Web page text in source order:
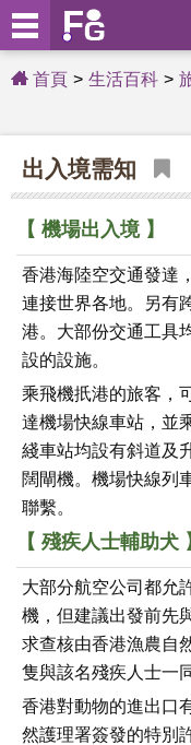
首頁 生活百科
出入境需知
【 機場出入境 】
香港海陸空交通發達
連接世界各地。另有
港。大部份交通工具
設的設施。
乘飛機扺港的旅客，
達機場快線車站，並
綫車站均設有斜道及
闊閘機。機場快線列
聯繫。
【 殘疾人士輔助犬
大部分航空公司都允
機，但建議出發前先
求查核由香港漁農自
隻與該名殘疾人士一
香港對動物的進出口
然護理署簽發的特別